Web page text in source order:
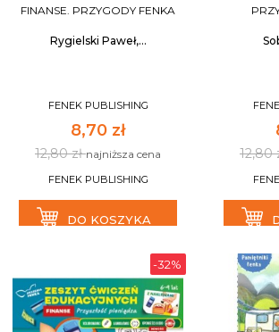
FINANSE. PRZYGODY FENKA
Rygielski Paweł,...
FENEK PUBLISHING
8,70 zł
12,80 złnajniższa cena
FENEK PUBLISHING
DO KOSZYKA
12,80
-32%